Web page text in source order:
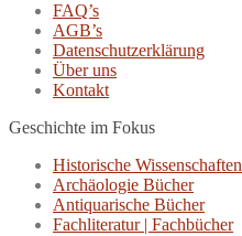
FAQ’s
AGB’s
Datenschutzerklärung
Über uns
Kontakt
Geschichte im Fokus
Historische Wissenschaften
Archäologie Bücher
Antiquarische Bücher
Fachliteratur | Fachbücher